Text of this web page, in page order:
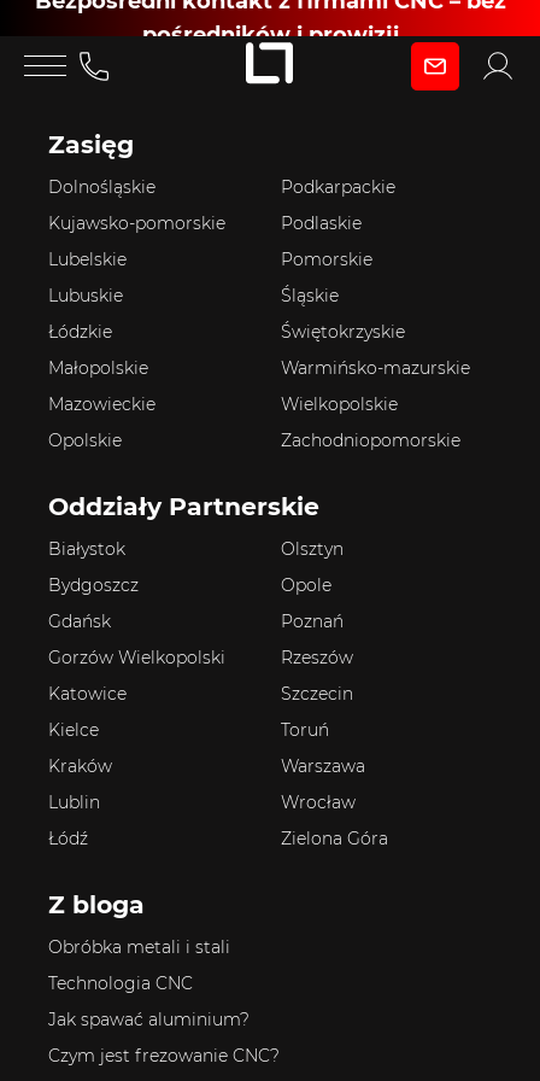
pośredników i prowizji
Zaloguj się
Klient
Zaloguj się
Rejestracja
Partner produkcyjny
Zaloguj się
Zasięg
Dolnośląskie
Kujawsko-pomorskie
Lubelskie
Lubuskie
Łódzkie
Małopolskie
Mazowieckie
Opolskie
Podkarpackie
Podlaskie
Pomorskie
Śląskie
Świętokrzyskie
Warmińsko-mazurskie
Wielkopolskie
Zachodniopomorskie
Oddziały Partnerskie
Białystok
Bydgoszcz
Gdańsk
Gorzów Wielkopolski
Katowice
Kielce
Kraków
Lublin
Łódź
Olsztyn
Opole
Poznań
Rzeszów
Szczecin
Toruń
Warszawa
Wrocław
Zielona Góra
Z bloga
Obróbka metali i stali
Technologia CNC
Jak spawać aluminium?
Czym jest frezowanie CNC?